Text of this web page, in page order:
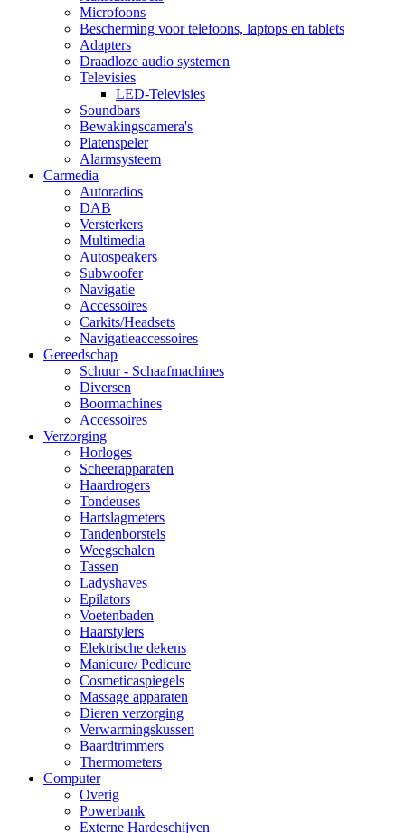
Microfoons
Bescherming voor telefoons, laptops en tablets
Adapters
Draadloze audio systemen
Televisies
LED-Televisies
Soundbars
Bewakingscamera's
Platenspeler
Alarmsysteem
Carmedia
Autoradios
DAB
Versterkers
Multimedia
Autospeakers
Subwoofer
Navigatie
Accessoires
Carkits/Headsets
Navigatieaccessoires
Gereedschap
Schuur - Schaafmachines
Diversen
Boormachines
Accessoires
Verzorging
Horloges
Scheerapparaten
Haardrogers
Tondeuses
Hartslagmeters
Tandenborstels
Weegschalen
Tassen
Ladyshaves
Epilators
Voetenbaden
Haarstylers
Elektrische dekens
Manicure/ Pedicure
Cosmeticaspiegels
Massage apparaten
Dieren verzorging
Verwarmingskussen
Baardtrimmers
Thermometers
Computer
Overig
Powerbank
Externe Hardeschijven